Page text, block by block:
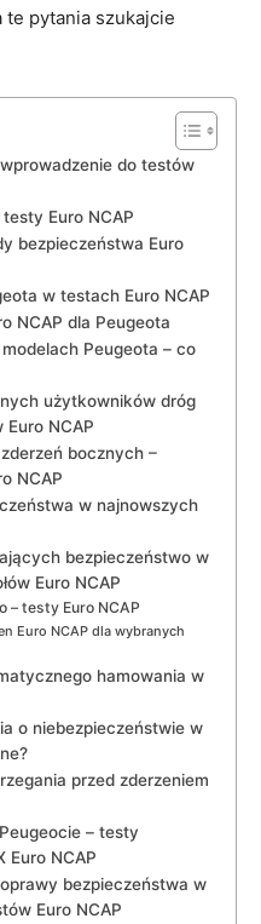
pytania szukajcie
do testów​
Euro ‍NCAP
bezpieczeństwa Euro
w testach Euro NCAP
NCAP dla Peugeota
‍Peugeota –⁣ co
użytkowników ⁢dróg
NCAP
bocznych –
NCAP
​w najnowszych
bezpieczeństwo w⁤
Euro⁣ NCAP
– testy Euro NCAP
Euro NCAP dla wybranych⁢
hamowania w
o niebezpieczeństwie ​w⁤
przed zderzeniem‍
– testy
Euro NCAP
bezpieczeństwa ‍w
Euro NCAP